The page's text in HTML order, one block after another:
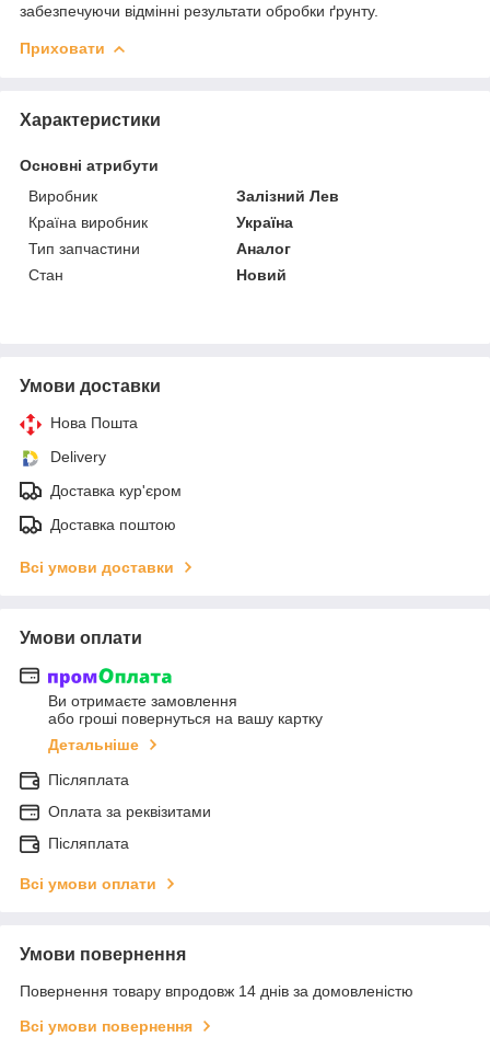
забезпечуючи відмінні результати обробки ґрунту.
Приховати
Характеристики
Основні атрибути
Виробник
Залізний Лев
Країна виробник
Україна
Тип запчастини
Аналог
Стан
Новий
Умови доставки
Нова Пошта
Delivery
Доставка кур'єром
Доставка поштою
Всі умови доставки
Умови оплати
Ви отримаєте замовлення
або гроші повернуться на вашу картку
Детальніше
Післяплата
Оплата за реквізитами
Післяплата
Всі умови оплати
Умови повернення
Повернення товару впродовж 14 днів за домовленістю
Всі умови повернення